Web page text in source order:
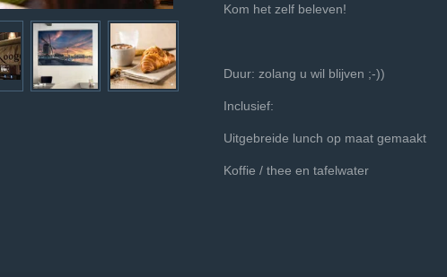
Kom het zelf beleven!
Duur: zolang u wil blijven ;-))
Inclusief:
Uitgebreide lunch op maat gemaakt
Koffie / thee en tafelwater